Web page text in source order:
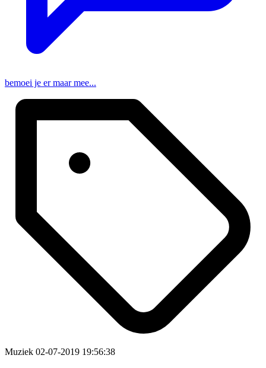
bemoei je er maar mee...
Muziek 02-07-2019 19:56:38